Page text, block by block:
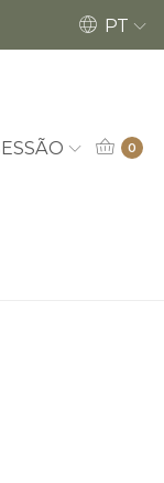
0
12 poderão ser
PT